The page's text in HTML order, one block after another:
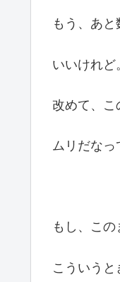
もう、あ
いいけれど
改めて、こ
ムリだなっ
もし、この
こういうと